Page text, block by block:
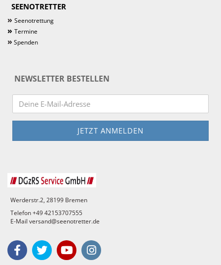
SEENOTRETTER
» Seenotrettung
» Termine
» Spenden
NEWSLETTER BESTELLEN
Werderstr.2, 28199 Bremen
Telefon +49 42153707555
E-Mail versand@seenotretter.de